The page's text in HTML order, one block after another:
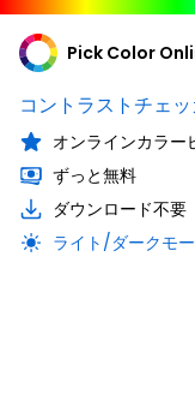
Pick Color
コントラストチェ
オンラインカラー
ずっと無料
ダウンロード不要
ライト/ダークモ